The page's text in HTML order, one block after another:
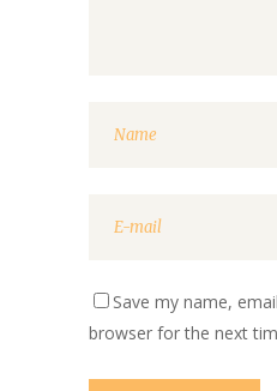
Save my name,
browser for the next